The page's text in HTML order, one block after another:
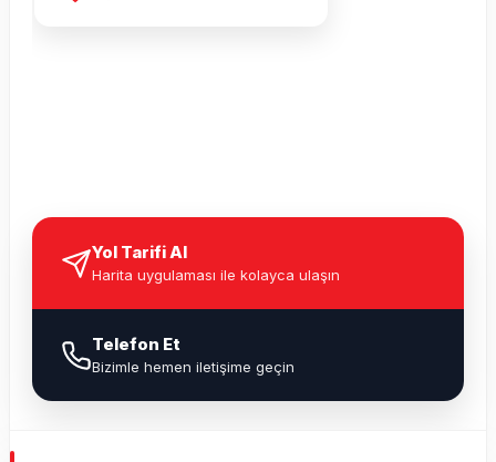
Yol Tarifi Al
Harita uygulaması ile kolayca ulaşın
Telefon Et
Bizimle hemen iletişime geçin